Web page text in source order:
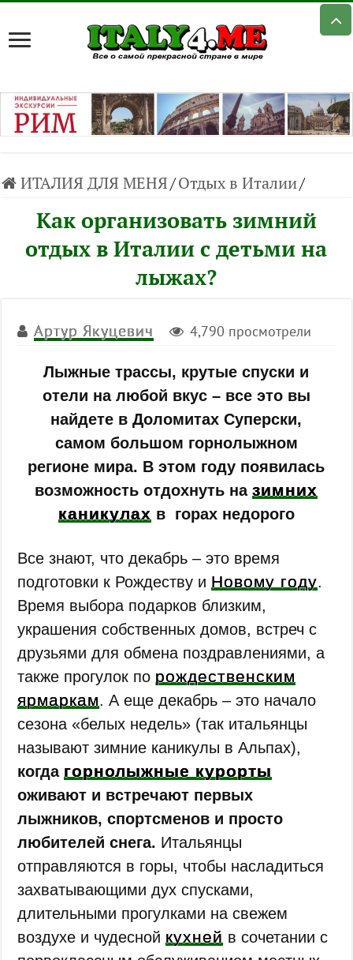
ИТАЛИЯ ДЛЯ МЕНЯ/Отдых в Италии/
Как организовать зимний
отдых в Италии с детьми на
лыжах?
Артур Якуцевич 4,790 просмотрели
Лыжные трассы, крутые спуски и
отели на любой вкус – все это вы
найдете в Доломитах Суперски,
самом большом горнолыжном
регионе мира. В этом году появилась
возможность отдохнуть назимних
каникулах в горах недорого
Все знают, что декабрь – это время
подготовки к Рождеству и Новому году.
Время выбора подарков близким,
украшения собственных домов, встреч с
друзьями для обмена поздравлениями, а
также прогулок по рождественским
ярмаркам. А еще декабрь – это начало
сезона «белых недель» (так итальянцы
называют зимние каникулы в Альпах),
когда горнолыжные курорты
оживают и встречают первых
лыжников, спортсменов и просто
любителей снега. Итальянцы
отправляются в горы, чтобы насладиться
захватывающими дух спусками,
длительными прогулками на свежем
воздухе и чудесной кухней в сочетании с